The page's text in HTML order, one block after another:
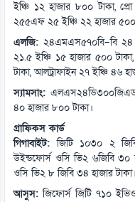
ইঞ্চি ১২ হাজার ৮০০ টাকা,
২৫৫এফ ২৫ ইঞ্চি ২২ হাজার ৫০০
এলজি: ২৪এমএস৫৭০বি–বি
২১.৫ ইঞ্চি ১৫ হাজার ৫০০
টাকা, আলট্রাফাইন ২৭ ইঞ্চি ৪৬
স্যামসাং:
৪০ হাজার ৮০০ টাকা।
গ্রাফিকস কার্ড
গিগাবাইট: জিটি ১০৩০ ২
উইন্ডফোর্স ওসি ভি২ ৬জিবি
ওসি ভি২ ৮ জিবি ৩৪ হাজার টাকা।
আসুস: জিফোর্স জিটি ৭১০